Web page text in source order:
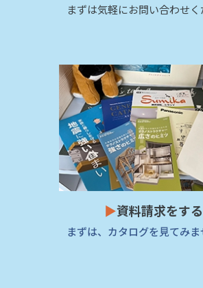
まずは気軽にお問い合わせく
▶資料請求をする
まずは、カタログを見てみま